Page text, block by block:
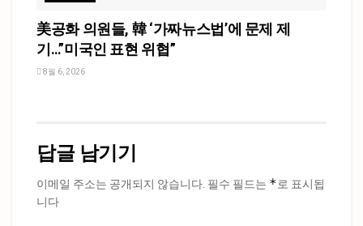
美공화 의원들, 韓 ‘가짜뉴스법’에 문제 제
기…”미국인 표현 위협”
8월 6, 2026
답글 남기기
이메일 주소는 공개되지 않습니다. 필수 필드는 *로 표시됩
니다